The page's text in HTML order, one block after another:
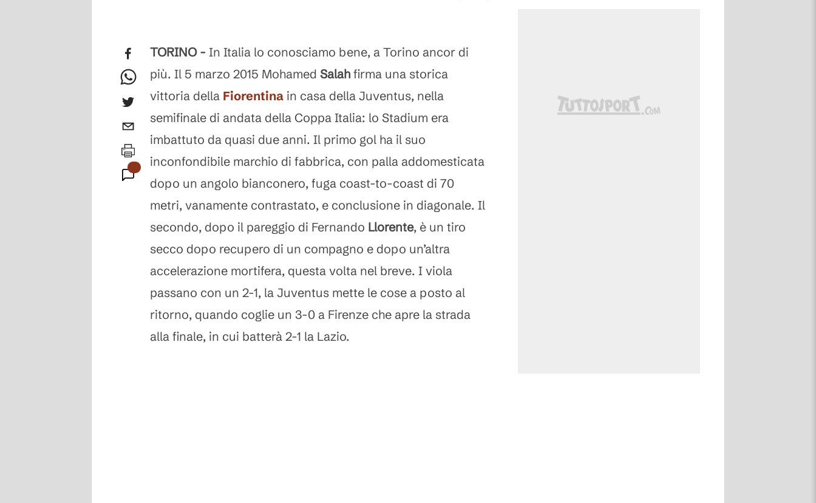
TORINO - In Italia lo conosciamo bene, a Torino ancor di
più. Il 5 marzo 2015 Mohamed Salah firma una storica
vittoria della Fiorentina in casa della Juventus, nella
semifinale di andata della Coppa Italia: lo Stadium era
imbattuto da quasi due anni. Il primo gol ha il suo
inconfondibile marchio di fabbrica, con palla addomesticata
dopo un angolo bianconero, fuga coast-to-coast di 70
metri, vanamente contrastato, e conclusione in diagonale. Il
secondo, dopo il pareggio di Fernando Llorente, è un tiro
secco dopo recupero di un compagno e dopo un’altra
accelerazione mortifera, questa volta nel breve. I viola
passano con un 2-1, la Juventus mette le cose a posto al
ritorno, quando coglie un 3-0 a Firenze che apre la strada
alla finale, in cui batterà 2-1 la Lazio.